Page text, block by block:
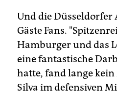
Und die Düsseldorfer
Gäste Fans.
Hamburger und das
eine fantastische
hatte, fand lange kein
Silva im defensiven